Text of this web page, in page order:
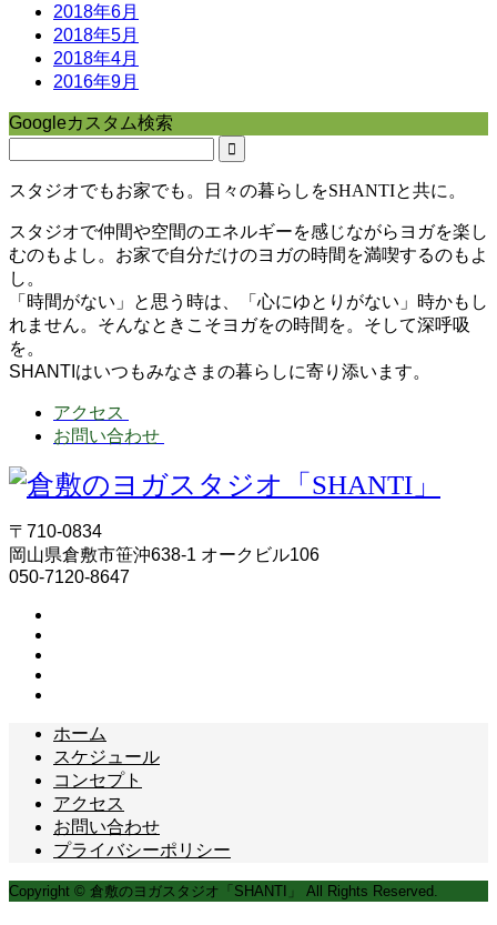
2018年6月
2018年5月
2018年4月
2016年9月
Googleカスタム検索
スタジオでもお家でも。日々の暮らしをSHANTIと共に。
スタジオで仲間や空間のエネルギーを感じながらヨガを楽し
むのもよし。お家で自分だけのヨガの時間を満喫するのもよ
し。
「時間がない」と思う時は、「心にゆとりがない」時かもし
れません。そんなときこそヨガをの時間を。そして深呼吸
を。
SHANTIはいつもみなさまの暮らしに寄り添います。
アクセス
お問い合わせ
〒710-0834
岡山県倉敷市笹沖638-1 オークビル106
050-7120-8647
ホーム
スケジュール
コンセプト
アクセス
お問い合わせ
プライバシーポリシー
Copyright © 倉敷のヨガスタジオ「SHANTI」 All Rights Reserved.